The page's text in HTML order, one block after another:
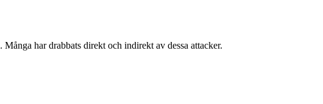
har drabbats direkt och indirekt av dessa attacker.